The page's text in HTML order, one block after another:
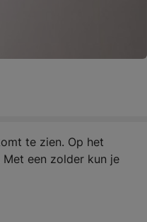
te zien. Op het
een zolder kun je